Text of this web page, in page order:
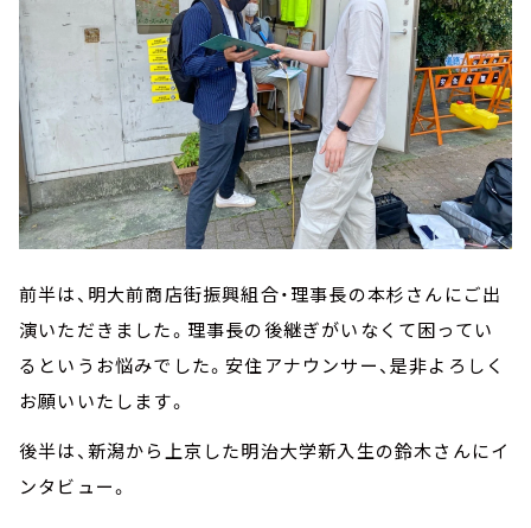
前半は、明大前商店街振興組合・理事長の本杉さんにご出
演いただきました。理事長の後継ぎがいなくて困ってい
るというお悩みでした。安住アナウンサー、是非よろしく
お願いいたします。
後半は、新潟から上京した明治大学新入生の鈴木さんにイ
ンタビュー。